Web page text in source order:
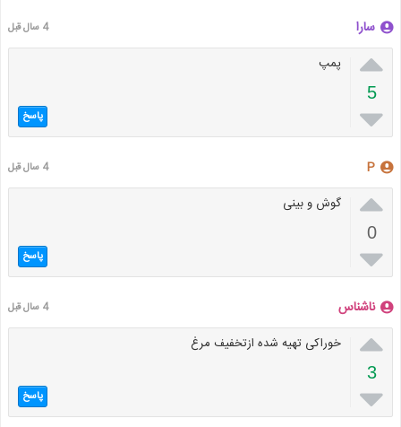
سارا 4 سال قبل

5

پمپ
پاسخ
P 4 سال قبل

0

گوش و بینی
پاسخ
ناشناس 4 سال قبل

3

خوراکی تهیه شده ازتخفیف مرغ
پاسخ